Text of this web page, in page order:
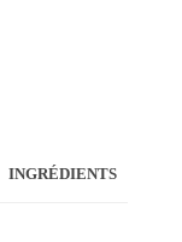
INGRÉDIENTS